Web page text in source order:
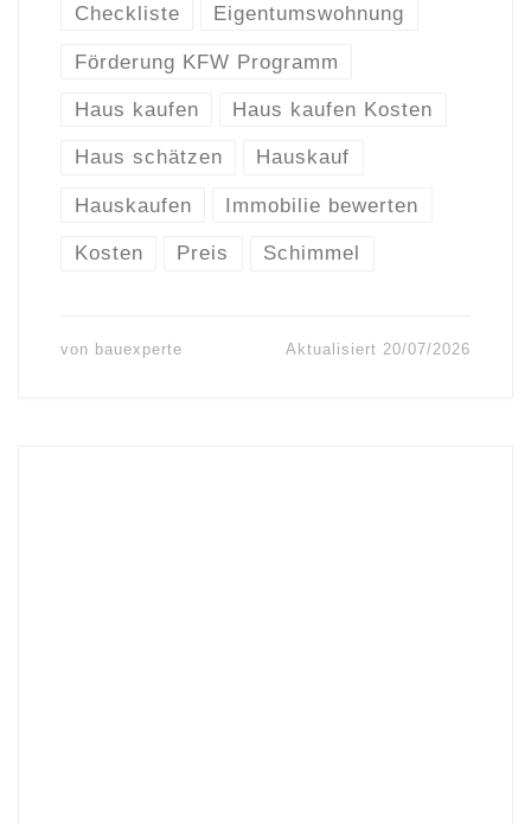
Checkliste Eigentumswohnung
Förderung KFW Programm
Haus kaufen Haus kaufen Kosten
Haus schätzen Hauskauf
Hauskaufen Immobilie bewerten
Kosten Preis Schimmel
von bauexperte Aktualisiert 20/07/2026